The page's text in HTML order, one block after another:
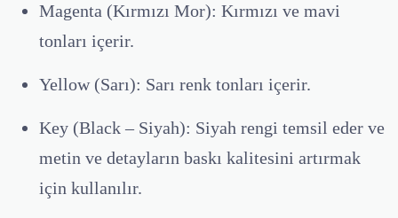
Magenta (Kırmızı Mor): Kırmızı ve mavi
tonları içerir.
Yellow (Sarı): Sarı renk tonları içerir.
Key (Black – Siyah): Siyah rengi temsil eder ve
metin ve detayların baskı kalitesini artırmak
için kullanılır.